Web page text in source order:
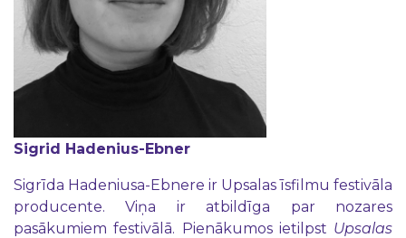
Sigrid Hadenius-Ebner
Sigrīda Hadeniusa-Ebnere ir Upsalas īsfilmu festivāla
producente. Viņa ir atbildīga par nozares
pasākumiem festivālā. Pienākumos ietilpst Upsalas